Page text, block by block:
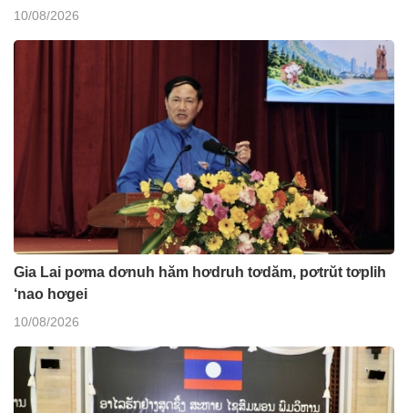
10/08/2026
Gia Lai pơma dơnuh hăm hơdruh tơdăm, pơtrŭt tơplih
‘nao hơgei
10/08/2026